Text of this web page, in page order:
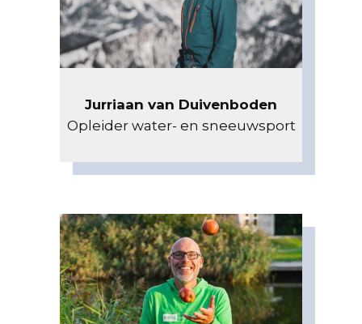
Jurriaan van Duivenboden
Opleider water- en sneeuwsport